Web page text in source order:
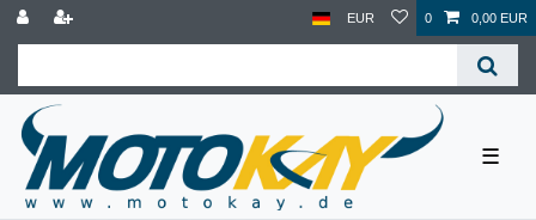
EUR 0 0,00 EUR
☰